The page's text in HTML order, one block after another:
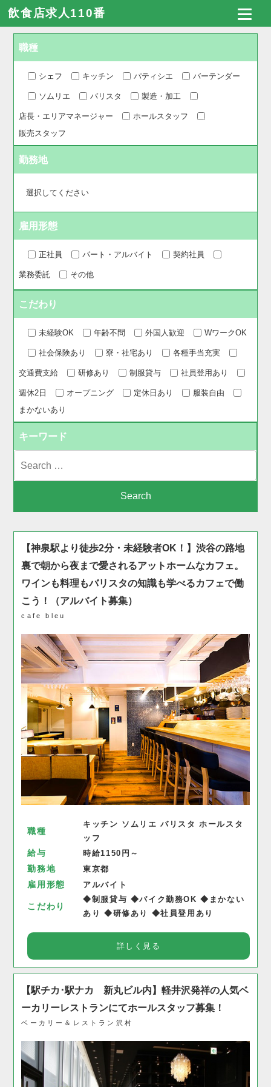
飲食店求人110番
職種
シェフ キッチン パティシエ バーテンダー
ソムリエ バリスタ 製造・加工
店長・エリアマネージャー
ホールスタッフ
販売スタッフ
勤務地
雇用形態
正社員 パート・アルバイト 契約社員
業務委託 その他
こだわり
未経験OK 年齢不問 外国人歓迎 WワークOK
社会保険あり 寮・社宅あり 各種手当充実
交通費支給 研修あり 制服貸与 社員登用あり
週休2日 オープニング 定休日あり
服装自由
まかないあり
キーワード
【神泉駅より徒歩2分・未経験者OK！】渋谷の路地
裏で朝から夜まで愛されるアットホームなカフェ。
ワインも料理もバリスタの知識も学べるカフェで働
こう！（アルバイト募集）
cafe bleu
職種
キッチン ソムリエ バリスタ ホールスタ
ッフ
給与 時給1150円～
勤務地 東京都
雇用形態 アルバイト
こだわり
◆制服貸与 ◆バイク勤務OK ◆まかない
あり ◆研修あり ◆社員登用あり
詳しく見る
【駅チカ･駅ナカ 新丸ビル内】軽井沢発祥の人気ベ
ーカリーレストランにてホールスタッフ募集！
ベーカリー＆レストラン沢村